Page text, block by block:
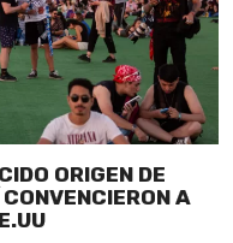
ORIGEN DE
A